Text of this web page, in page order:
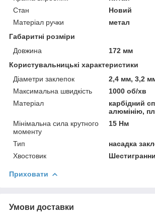
Стан
Новий
Матеріал ручки
метал
Габаритні розміри
Довжина
172 мм
Користувальницькі характеристики
Діаметри заклепок
2,4 мм, 3,2
Максимальна швидкість
1000 об/хв
Матеріал
карбідний
алюмінію,
Мінімальна сила крутного
моменту
15 Нм
Тип
насадка
Хвостовик
Приховати
Умови доставки